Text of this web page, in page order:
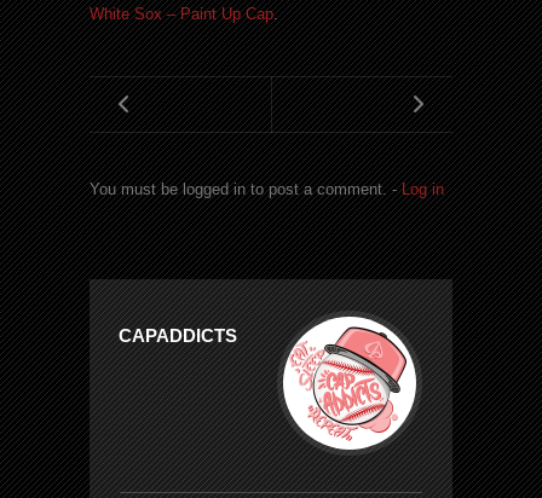
White Sox – Paint Up Cap.
You must be logged in to post a comment. -Log in
CAPADDICTS